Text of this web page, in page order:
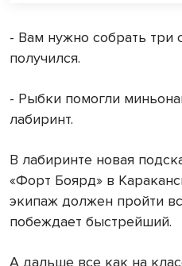
- Вам нужно собрать три
получился.
- Рыбки помогли
лабиринт.
В лабиринте новая
«Форт Боярд» в
экипаж должен пройти
побеждает быстрейший.
А дальше все как на